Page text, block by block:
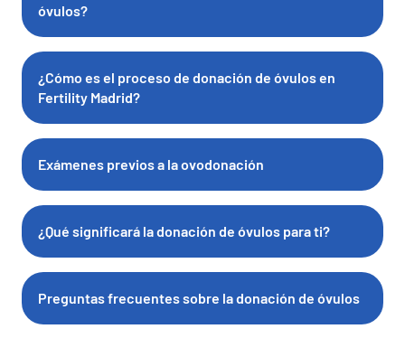
óvulos?
¿Cómo es el proceso de donación de óvulos en
Fertility Madrid?
Exámenes previos a la ovodonación
¿Qué significará la donación de óvulos para ti?
Preguntas frecuentes sobre la donación de óvulos